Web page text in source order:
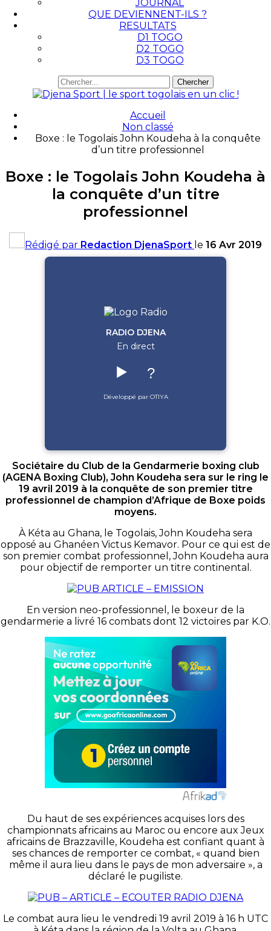
JOURNAL
QUE DEVIENNENT-ILS ?
RESULTATS
D1 TOGO
D2 TOGO
D3 TOGO
Accueil
Non classé
Boxe : le Togolais John Koudeha à la conquête
d’un titre professionnel
Boxe : le Togolais John Koudeha à
la conquête d’un titre
professionnel
Rédigé par Redaction DjenaSport le 16 Avr 2019
RADIO DJENA
En direct
▶️ ?
Développé par OTIYA
Sociétaire du Club de la Gendarmerie boxing club
(AGENA Boxing Club), John Koudeha sera sur le ring le
19 avril 2019 à la conquête de son premier titre
professionnel de champion d’Afrique de Boxe poids
moyens.
À Kéta au Ghana, le Togolais, John Koudeha sera
opposé au Ghanéen Victus Kemavor. Pour ce qui est de
son premier combat professionnel, John Koudeha aura
pour objectif de remporter un titre continental.
En version neo-professionnel, le boxeur de la
gendarmerie a livré 16 combats dont 12 victoires par K.O.
Du haut de ses expériences acquises lors des
championnats africains au Maroc ou encore aux Jeux
africains de Brazzaville, Koudeha est confiant quant à
ses chances de remporter ce combat, « quand bien
même il aura lieu dans le pays de mon adversaire », a
déclaré le pugiliste.
Le combat aura lieu le vendredi 19 avril 2019 à 16 h UTC